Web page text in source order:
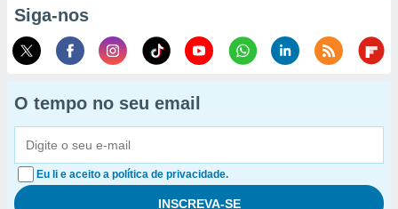
Siga-nos
O tempo no seu email
Eu li e aceito a política de privacidade.